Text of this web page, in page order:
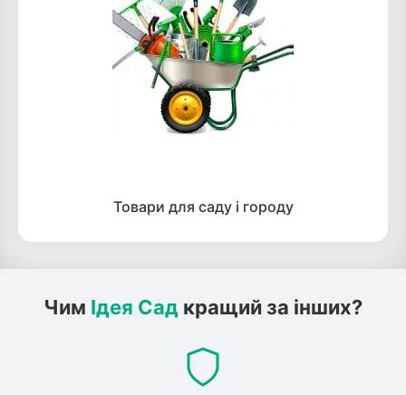
Товари для саду і городу
Чим Ідея Сад кращий за інших?